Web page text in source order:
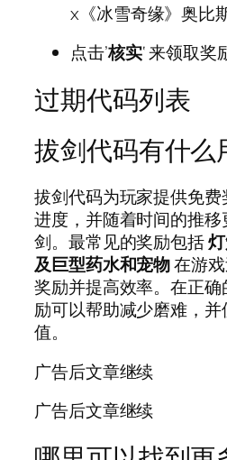
x《冰雪奇缘》奥比
点击’核实‘ 来领取奖
过期代码列表
拔剑代码有什么
拔剑代码为玩家提供免
进度，并随着时间的推
剑。最常见的奖励包括
及巨型药水和宠物在游
奖励并提高效率。在正
励可以帮助减少磨难，
值。
广告后文章继续
广告后文章继续